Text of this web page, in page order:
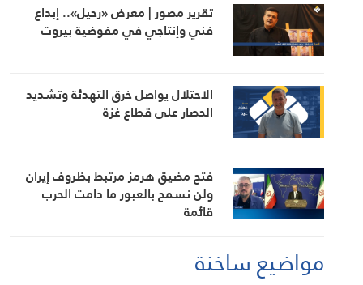
تقرير مصور | معرض «رحيل».. إبداع
فني وإنتاجي في مفوضية بيروت
الاحتلال يواصل خرق التهدئة وتشديد
الحصار على قطاع غزة
فتح مضيق هرمز مرتبط بظروف إيران
ولن نسمح بالعبور ما دامت الحرب
قائمة
مواضيع ساخنة